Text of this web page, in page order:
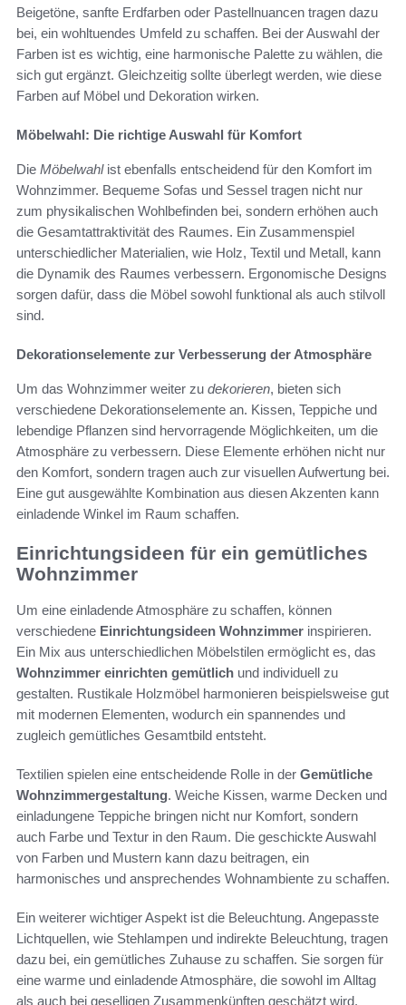
Beigetöne, sanfte Erdfarben oder Pastellnuancen tragen dazu
bei, ein wohltuendes Umfeld zu schaffen. Bei der Auswahl der
Farben ist es wichtig, eine harmonische Palette zu wählen, die
sich gut ergänzt. Gleichzeitig sollte überlegt werden, wie diese
Farben auf Möbel und Dekoration wirken.
Möbelwahl: Die richtige Auswahl für Komfort
Die Möbelwahlist ebenfalls entscheidend für den Komfort im
Wohnzimmer. Bequeme Sofas und Sessel tragen nicht nur
zum physikalischen Wohlbefinden bei, sondern erhöhen auch
die Gesamtattraktivität des Raumes. Ein Zusammenspiel
unterschiedlicher Materialien, wie Holz, Textil und Metall, kann
die Dynamik des Raumes verbessern. Ergonomische Designs
sorgen dafür, dass die Möbel sowohl funktional als auch stilvoll
sind.
Dekorationselemente zur Verbesserung der Atmosphäre
Um das Wohnzimmer weiter zu dekorieren, bieten sich
verschiedene Dekorationselemente an. Kissen, Teppiche und
lebendige Pflanzen sind hervorragende Möglichkeiten, um die
Atmosphäre zu verbessern. Diese Elemente erhöhen nicht nur
den Komfort, sondern tragen auch zur visuellen Aufwertung bei.
Eine gut ausgewählte Kombination aus diesen Akzenten kann
einladende Winkel im Raum schaffen.
Einrichtungsideen für ein gemütliches
Wohnzimmer
Um eine einladende Atmosphäre zu schaffen, können
verschiedene Einrichtungsideen Wohnzimmer inspirieren.
Ein Mix aus unterschiedlichen Möbelstilen ermöglicht es, das
Wohnzimmer einrichten gemütlich und individuell zu
gestalten. Rustikale Holzmöbel harmonieren beispielsweise gut
mit modernen Elementen, wodurch ein spannendes und
zugleich gemütliches Gesamtbild entsteht.
Textilien spielen eine entscheidende Rolle in der Gemütliche
Wohnzimmergestaltung. Weiche Kissen, warme Decken und
einladungene Teppiche bringen nicht nur Komfort, sondern
auch Farbe und Textur in den Raum. Die geschickte Auswahl
von Farben und Mustern kann dazu beitragen, ein
harmonisches und ansprechendes Wohnambiente zu schaffen.
Ein weiterer wichtiger Aspekt ist die Beleuchtung. Angepasste
Lichtquellen, wie Stehlampen und indirekte Beleuchtung, tragen
dazu bei, ein gemütliches Zuhause zu schaffen. Sie sorgen für
eine warme und einladende Atmosphäre, die sowohl im Alltag
als auch bei geselligen Zusammenkünften geschätzt wird.